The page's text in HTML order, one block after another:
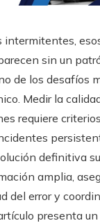
intermitentes,
sin un
de los desafíos
Medir la
requiere
definitiva
amplia,
del error y
presenta